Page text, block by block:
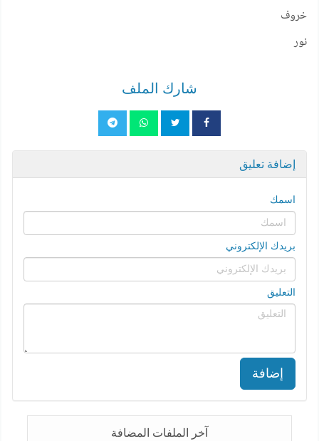
خروف
نور
شارك الملف
إضافة تعليق
اسمك
بريدك الإلكتروني
التعليق
إضافة
آخر الملفات المضافة